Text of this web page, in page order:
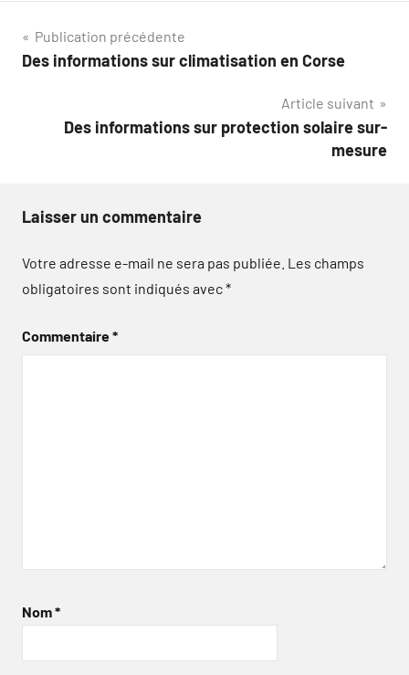
Navigation
de
Publication précédente
Des informations sur climatisation en Corse
Article suivant
Des informations sur protection solaire sur-
mesure
Laisser un commentaire
Votre adresse e-mail ne sera pas publiée. Les champs
obligatoires sont indiqués avec*
Commentaire*
Nom*